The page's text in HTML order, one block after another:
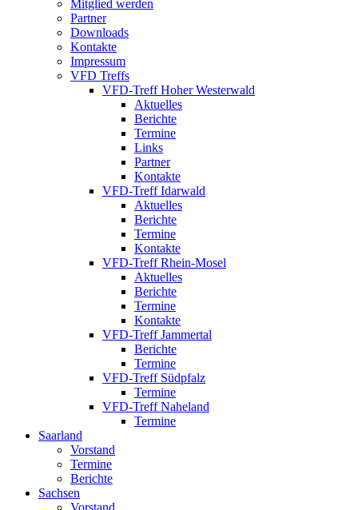
Mitglied werden
Partner
Downloads
Kontakte
Impressum
VFD Treffs
VFD-Treff Hoher Westerwald
Aktuelles
Berichte
Termine
Links
Partner
Kontakte
VFD-Treff Idarwald
Aktuelles
Berichte
Termine
Kontakte
VFD-Treff Rhein-Mosel
Aktuelles
Berichte
Termine
Kontakte
VFD-Treff Jammertal
Berichte
Termine
VFD-Treff Südpfalz
Termine
VFD-Treff Naheland
Termine
Saarland
Vorstand
Termine
Berichte
Sachsen
Vorstand